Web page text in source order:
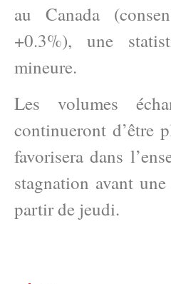
au Canada
+0.3%), une
mineure.
Les volumes
continueront d’être
favorisera dans
stagnation avant
partir de jeudi.